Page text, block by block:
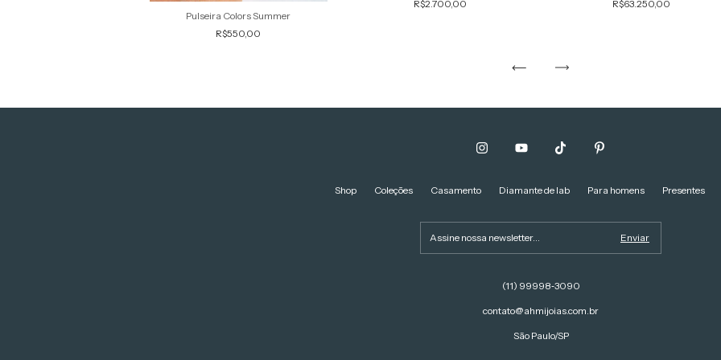
Pulseira Colors Summer
R$550,00
R$2.700,00
R$63.250,00
Shop Coleções Casamento Diamante de lab Para homens Presentes
(11) 99998‑3090‬
contato@ahmijoias.com.br
São Paulo/SP